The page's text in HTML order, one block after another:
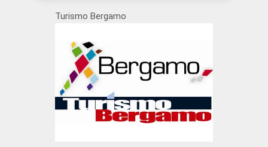
Turismo Bergamo